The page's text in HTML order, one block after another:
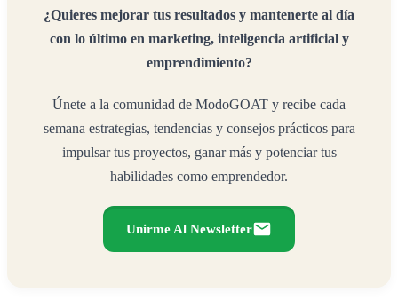
¿Quieres mejorar tus resultados y mantenerte al día
con lo último en marketing, inteligencia artificial y
emprendimiento?
Únete a la comunidad de ModoGOAT y recibe cada
semana estrategias, tendencias y consejos prácticos para
impulsar tus proyectos, ganar más y potenciar tus
habilidades como emprendedor.
Unirme Al Newsletter